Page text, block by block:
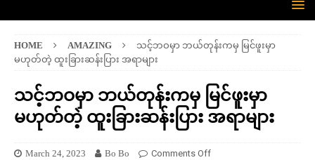
HOME AMAZING
သင့်ဘဝမှာ ဘယ်တုန်းကမှ မြင်ဖူးမှာ
မဟုတ်တဲ့ ထူးခြားဆန်းပြား အရာများ
သင့်ဘဝမှာ ဘယ်တုန်းကမှ မြင်ဖူးမှာ
မဟုတ်တဲ့ ထူးခြားဆန်းပြား အရာများ
March 24, 2023 Bo Bo Comments Off